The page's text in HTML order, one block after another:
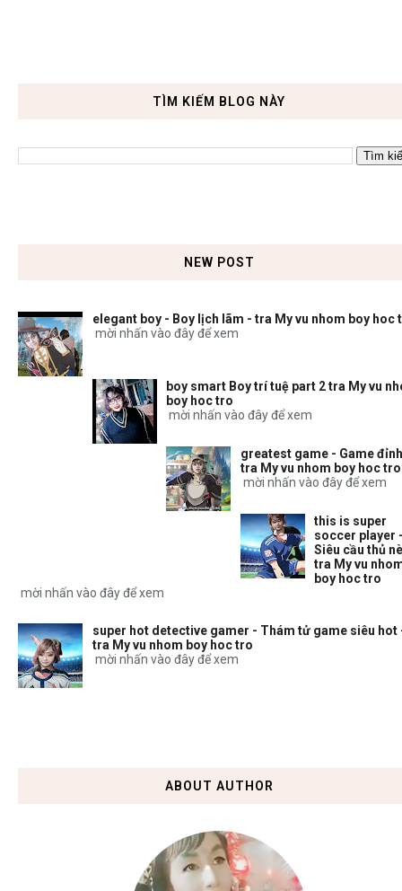
TÌM KIẾM BLOG NÀY
NEW POST
elegant boy - Boy lịch lãm - tra My vu nhom boy hoc
mời nhấn vào đây để xem
boy smart Boy trí tuệ part 2 tra My vu
boy hoc tro
mời nhấn vào đây để xem
greatest game - Game
tra My vu nhom boy hoc tro
mời nhấn vào đây để xem
this is super
soccer player
Siêu cầu thủ
tra My vu
boy hoc tro
mời nhấn vào đây để xem
super hot detective gamer - Thám tử game siêu hot
tra My vu nhom boy hoc tro
mời nhấn vào đây để xem
ABOUT AUTHOR